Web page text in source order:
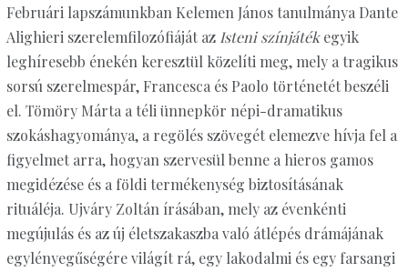
Februári lapszámunkban Kelemen János tanulmánya Dante
Alighieri szerelemfilozófiáját az Isteni színjátékegyik
leghíresebb énekén keresztül közelíti meg, mely a tragikus
sorsú szerelmespár, Francesca és Paolo történetét beszéli
el. Tömöry Márta a téli ünnepkör népi-dramatikus
szokáshagyománya, a regölés szövegét elemezve hívja fel a
figyelmet arra, hogyan szervesül benne a hieros gamos
megidézése és a földi termékenység biztosításának
rituáléja. Ujváry Zoltán írásában, mely az évenkénti
megújulás és az új életszakaszba való átlépés drámájának
egylényegűségére világít rá, egy lakodalmi és egy farsangi